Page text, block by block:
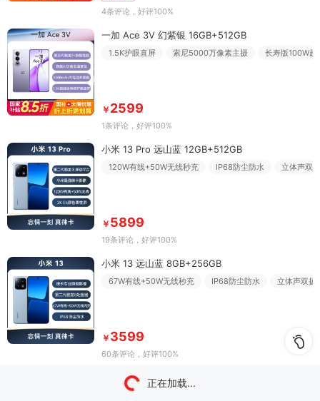
4条评论 ，好评100%
一加 Ace 3V 幻紫银 16GB+512GB
1.5K护眼直屏 索尼5000万像素主摄 长寿版100W超
￥ 2599
1条评论 ，好评100%
小米 13 Pro 远山蓝 12GB+512GB
120W有线+50W无线秒充 IP68防尘防水 立体声双
￥ 5899
19条评论 ，好评100%
小米 13 远山蓝 8GB+256GB
67W有线+50W无线秒充 IP68防尘防水 立体声双扬
￥ 3599
60条评论 ，好评100%
正在加载...